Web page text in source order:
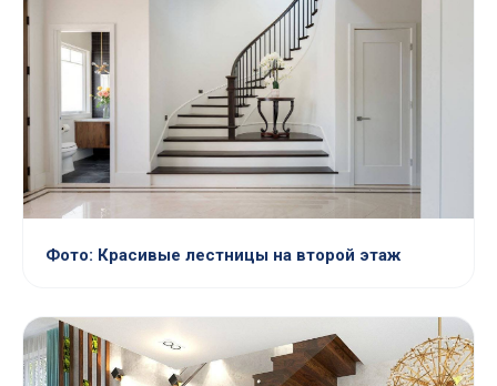
Фото: Красивые лестницы на второй этаж